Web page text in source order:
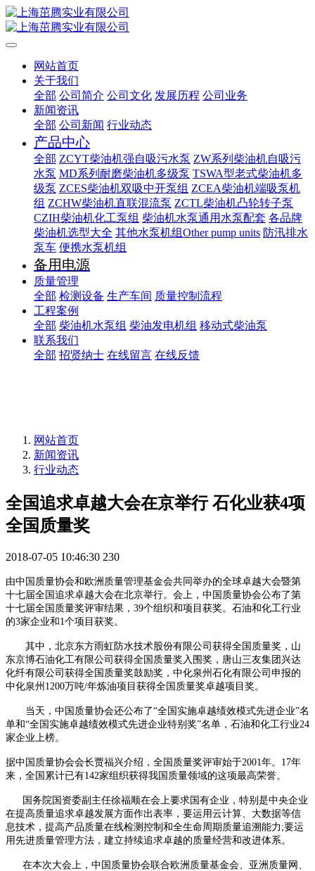
网站首页
关于我们
全部 公司简介 公司文化 发展历程 公司业务
新闻资讯
全部 公司新闻 行业动态
产品中心
全部 ZCYT柴油机强自吸污水泵 ZW系列柴油机自吸污
水泵 MD系列耐磨柴油机多级泵 TSWA型老式柴油机多
级泵 ZCES柴油机双吸中开泵组 ZCEA柴油机端吸泵机
组 ZCHW柴油机直联混流泵 ZCTL柴油机凸轮转子泵
CZIH柴油机化工泵组 柴油机水泵通用水泵配套 各品牌
柴油机选型大全 其他水泵机组Other pump units 防汛排水
泵车 便携水泵机组
备用电源
质量管理
全部 检测设备 生产车间 质量控制流程
工程案例
全部 柴油机水泵组 柴油发电机组 移动式柴油泵
联系我们
全部 招贤纳士 在线留言 在线反馈
网站首页
新闻资讯
行业动态
全国追求卓越大会在京举行 石化业获4项
全国质量奖
2018-07-05 10:46:30 230
由中国质量协会和欧洲质量管理基金会共同举办的全球卓越大会暨第
十七届全国追求卓越大会在北京举行。会上，中国质量协会公布了第
十七届全国质量奖评审结果，39个组织和项目获奖。石油和化工行业
的3家企业和1个项目获奖。
其中，北京东方雨虹防水技术股份有限公司获得全国质量奖，山
东京博石油化工有限公司获得全国质量奖入围奖，唐山三友集团兴达
化纤有限公司获得全国质量奖鼓励奖，中化泉州石化有限公司申报的
中化泉州1200万吨/年炼油项目获得全国质量奖卓越项目奖。
当天，中国质量协会还公布了“全国实施卓越绩效模式先进企业”名
单和“全国实施卓越绩效模式先进企业特别奖”名单，石油和化工行业24
家企业上榜。
据中国质量协会会长贾福兴介绍，全国质量奖评审始于2001年。17年
来，全国累计已有142家组织获得我国质量领域的这项最高荣誉。
国务院国资委副主任徐福顺在会上要求国有企业，特别是中央企业
在提高质量追求卓越发展方面作出表率，要运用云计算、大数据等信
息技术，提高产品质量在线检测控制和全生命周期质量追溯能力;要运
用先进质量管理方法，建立持续追求卓越的质量经营和改进体系。
在本次大会上，中国质量协会联合欧洲质量基金会、亚洲质量网、